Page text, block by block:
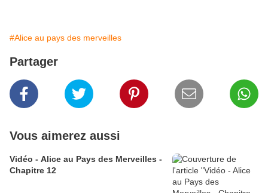
#Alice au pays des merveilles
Partager
Vous aimerez aussi
Vidéo - Alice au Pays des Merveilles -
Chapitre 12